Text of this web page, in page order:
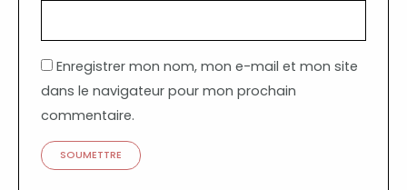
Enregistrer mon nom, mon e-mail et mon site
dans le navigateur pour mon prochain
commentaire.